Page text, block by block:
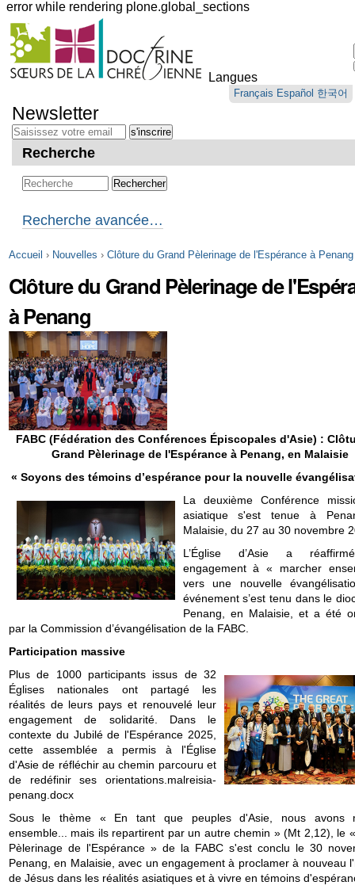
error while rendering plone.global_sections
Outils
personnels
Langues
Français Español 한국어
au
contenu.
Aller
navigation
Newsletter
Recherche
Recherche avancée…
Accueil › Nouvelles › Clôture du Grand Pèlerinage de l'Espérance à Penang
Clôture du Grand Pèlerinage de
à Penang
FABC (Fédération des Conférences Épiscopales d'Asie) :
Grand Pèlerinage de l'Espérance à Penang, en Malaisie
« Soyons des témoins d’espérance pour la nouvelle
La deuxième Conférence
asiatique s'est tenue à
Malaisie, du 27 au 30 novembre
L’Église d’Asie a
engagement à « marcher
vers une nouvelle
événement s’est tenu dans le
Penang, en Malaisie, et a été
par la Commission d’évangélisation de la FABC.
Participation massive
Plus de 1000 participants issus de 32
Églises nationales ont partagé les
réalités de leurs pays et renouvelé leur
engagement de solidarité. Dans le
contexte du Jubilé de l'Espérance 2025,
cette assemblée a permis à l'Église
d'Asie de réfléchir au chemin parcouru et
de redéfinir ses orientations.malreisia-
penang.docx
Sous le thème « En tant que peuples d'Asie, nous avons
ensemble... mais ils repartirent par un autre chemin » (Mt 2,12), le
Pèlerinage de l'Espérance » de la FABC s'est conclu le 30
Penang, en Malaisie, avec un engagement à proclamer à nouveau
de Jésus dans les réalités asiatiques et à vivre en témoins